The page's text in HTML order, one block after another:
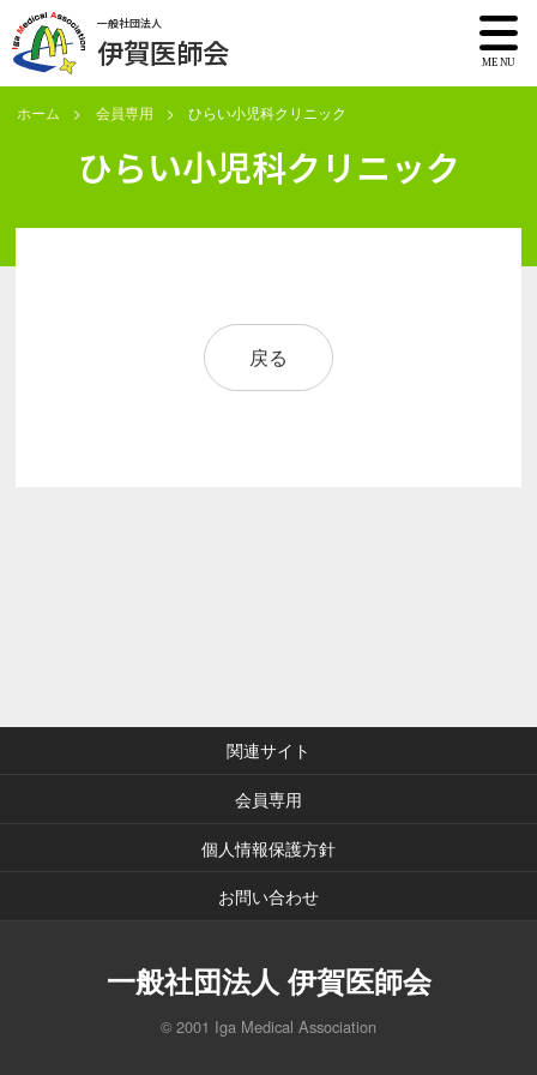
一般社団法人
伊賀医師会
ホーム 会員専用 ひらい小児科クリニック
ひらい小児科クリニック
戻る
関連サイト
会員専用
個人情報保護方針
お問い合わせ
一般社団法人 伊賀医師会
© 2001 Iga Medical Association